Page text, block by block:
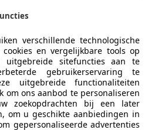
verschillende technologische
en vergelijkbare tools op
sitefuncties aan te
gebruikerservaring te
uitgebreide functionaliteiten
om ons aanbod te personaliseren
zoekopdrachten bij een later
om u geschikte aanbiedingen in
gepersonaliseerde advertenties